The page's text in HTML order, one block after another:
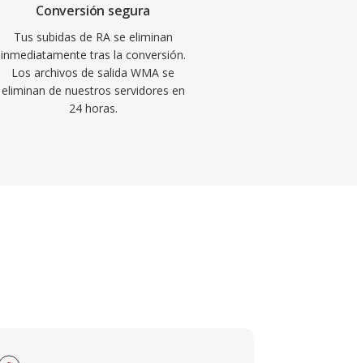
Conversión segura
Tus subidas de RA se eliminan
inmediatamente tras la conversión.
Los archivos de salida WMA se
eliminan de nuestros servidores en
24 horas.